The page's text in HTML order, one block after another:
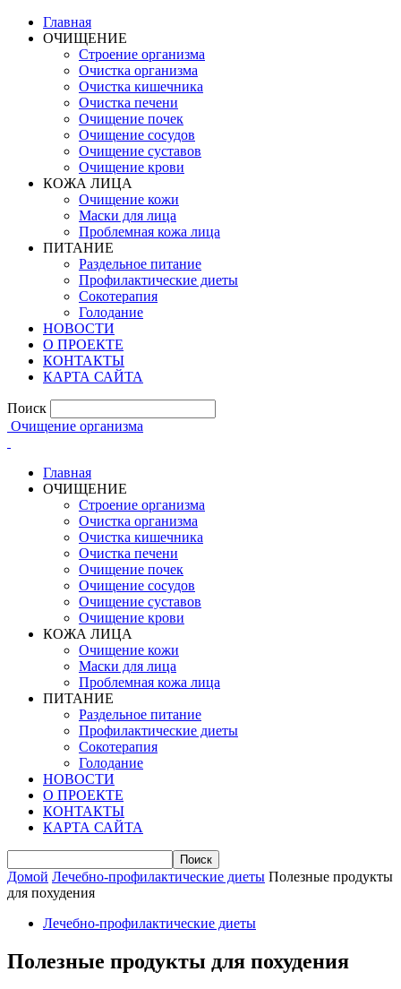
Главная
ОЧИЩЕНИЕ
Строение организма
Очистка организма
Очистка кишечника
Очистка печени
Очищение почек
Очищение сосудов
Очищение суставов
Очищение крови
КОЖА ЛИЦА
Очищение кожи
Маски для лица
Проблемная кожа лица
ПИТАНИЕ
Раздельное питание
Профилактические диеты
Сокотерапия
Голодание
НОВОСТИ
О ПРОЕКТЕ
КОНТАКТЫ
КАРТА САЙТА
Поиск
Очищение организма
Главная
ОЧИЩЕНИЕ
Строение организма
Очистка организма
Очистка кишечника
Очистка печени
Очищение почек
Очищение сосудов
Очищение суставов
Очищение крови
КОЖА ЛИЦА
Очищение кожи
Маски для лица
Проблемная кожа лица
ПИТАНИЕ
Раздельное питание
Профилактические диеты
Сокотерапия
Голодание
НОВОСТИ
О ПРОЕКТЕ
КОНТАКТЫ
КАРТА САЙТА
Домой Лечебно-профилактические диеты Полезные продукты
для похудения
Лечебно-профилактические диеты
Полезные продукты для похудения